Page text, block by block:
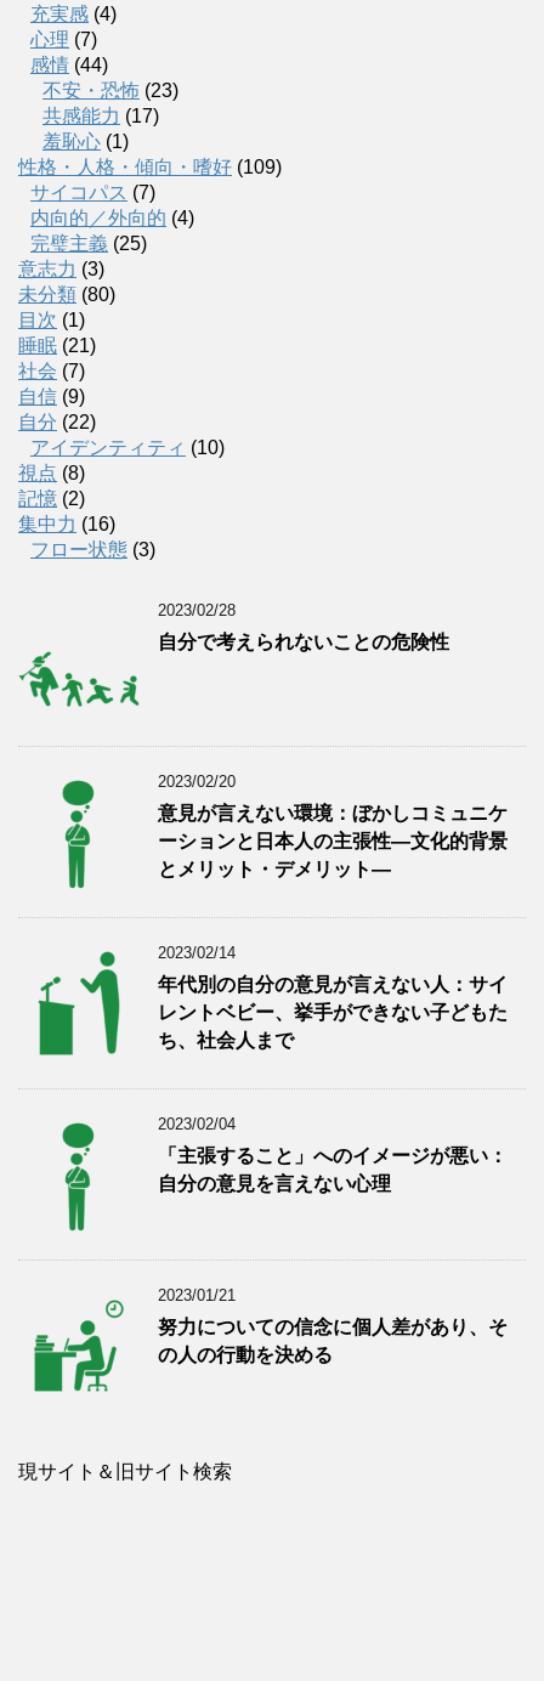
充実感 (4)
心理 (7)
感情 (44)
不安・恐怖 (23)
共感能力 (17)
羞恥心 (1)
性格・人格・傾向・嗜好 (109)
サイコパス (7)
内向的／外向的 (4)
完璧主義 (25)
意志力 (3)
未分類 (80)
目次 (1)
睡眠 (21)
社会 (7)
自信 (9)
自分 (22)
アイデンティティ (10)
視点 (8)
記憶 (2)
集中力 (16)
フロー状態 (3)
2023/02/28
自分で考えられないことの危険性
2023/02/20
意見が言えない環境：ぼかしコミュニケ
ーションと日本人の主張性―文化的背景
とメリット・デメリット―
2023/02/14
年代別の自分の意見が言えない人：サイ
レントベビー、挙手ができない子どもた
ち、社会人まで
2023/02/04
「主張すること」へのイメージが悪い：
自分の意見を言えない心理
2023/01/21
努力についての信念に個人差があり、そ
の人の行動を決める
現サイト＆旧サイト検索